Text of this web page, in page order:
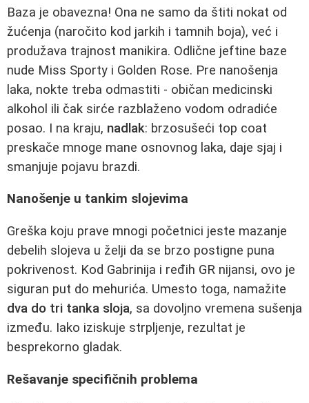
Baza je obavezna! Ona ne samo da štiti nokat od
žućenja (naročito kod jarkih i tamnih boja), već i
produžava trajnost manikira. Odlične jeftine baze
nude Miss Sporty i Golden Rose. Pre nanošenja
laka, nokte treba odmastiti - običan medicinski
alkohol ili čak sirće razblaženo vodom odradiće
posao. I na kraju, nadlak: brzosušeći top coat
preskače mnoge mane osnovnog laka, daje sjaj i
smanjuje pojavu brazdi.
Nanošenje u tankim slojevima
Greška koju prave mnogi početnici jeste mazanje
debelih slojeva u želji da se brzo postigne puna
pokrivenost. Kod Gabrinija i ređih GR nijansi, ovo je
siguran put do mehurića. Umesto toga, namažite
dva do tri tanka sloja, sa dovoljno vremena sušenja
između. Iako iziskuje strpljenje, rezultat je
besprekorno gladak.
Rešavanje specifičnih problema